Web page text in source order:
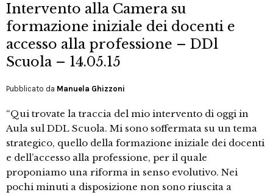
Intervento alla Camera su
formazione iniziale dei docenti e
accesso alla professione – DDl
Scuola – 14.05.15
Pubblicato da Manuela Ghizzoni
“Qui trovate la traccia del mio intervento di oggi in
Aula sul DDL Scuola. Mi sono soffermata su un tema
strategico, quello della formazione iniziale dei docenti
e dell’accesso alla professione, per il quale
proponiamo una riforma in senso evolutivo. Nei
pochi minuti a disposizione non sono riuscita a